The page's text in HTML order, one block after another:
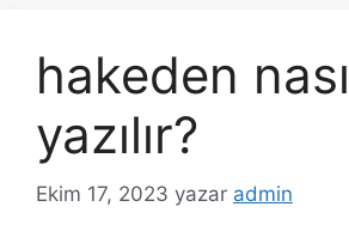
hakeden
yazılır?
Ekim 17, 2023 yazar admin